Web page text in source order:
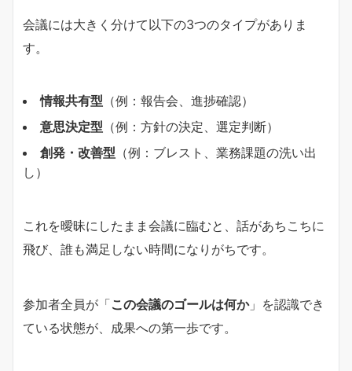
会議には大きく分けて以下の3つのタイプがありま
す。
情報共有型 （例：報告会、進捗確認）
意思決定型 （例：方針の決定、選定判断）
創発・改善型 （例：ブレスト、業務課題の洗い出
し）
これを曖昧にしたまま会議に臨むと、話があちこちに
飛び、誰も満足しない時間になりがちです。
参加者全員が「この会議のゴールは何か」を認識でき
ている状態が、成果への第一歩です。